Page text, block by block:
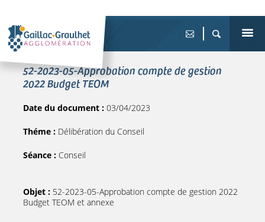
52-2023-05-Approbation compte de gestion
2022 Budget TEOM
Date du document : 03/04/2023
Théme : Délibération du Conseil
Séance : Conseil
Objet : 52-2023-05-Approbation compte de gestion 2022
Budget TEOM et annexe